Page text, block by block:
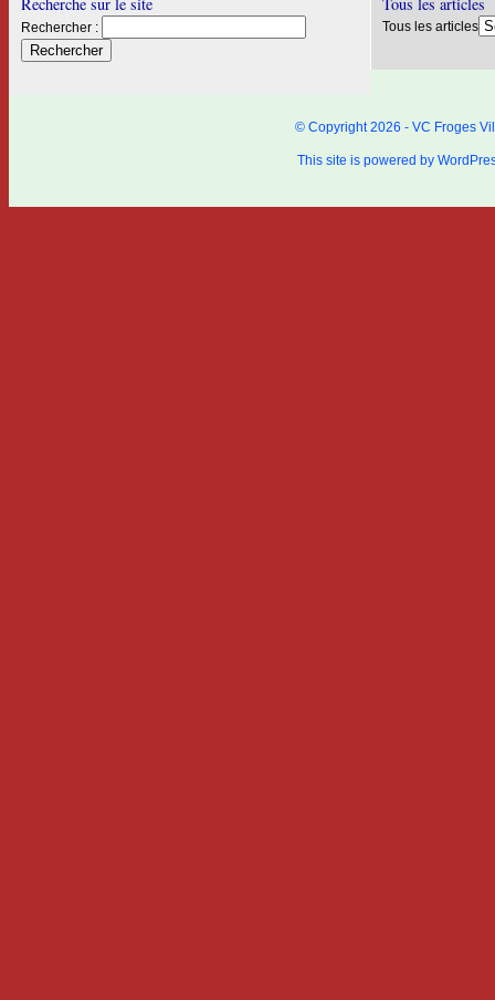
Rechercher : Tous les articles
© Copyright 2026 - VC Froges
This site is powered by